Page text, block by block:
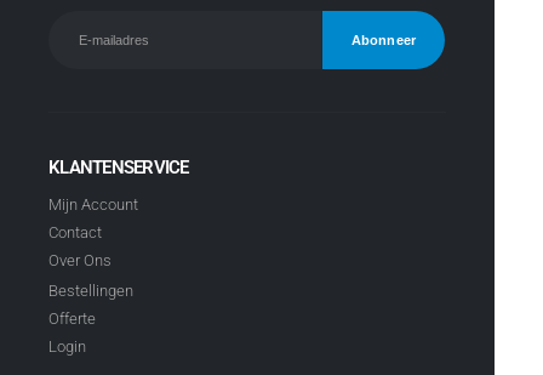
KLANTENSERVICE
Mijn Account
Contact
Over Ons
Bestellingen
Offerte
Login